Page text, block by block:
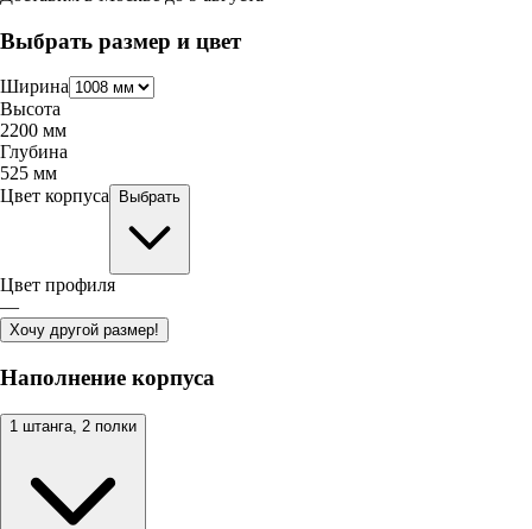
Выбрать размер и цвет
Ширина
Высота
2200 мм
Глубина
525 мм
Цвет корпуса
Выбрать
Цвет профиля
—
Хочу другой размер!
Наполнение корпуса
1 штанга, 2 полки